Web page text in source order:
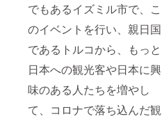
でもあるイズミル市で、こ
のイベントを行い、親日国
であるトルコから、もっと
日本への観光客や日本に興
味のある人たちを増やし
て、コロナで落ち込んだ観